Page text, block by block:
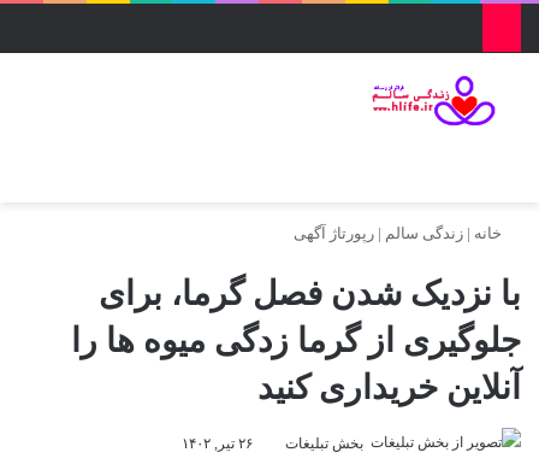
خانه | زندگی سالم | رپورتاژ آگهی
با نزدیک شدن فصل گرما، برای
جلوگیری از گرما زدگی میوه ها را
آنلاین خریداری کنید
بخش تبلیغات ۲۶ تیر, ۱۴۰۲